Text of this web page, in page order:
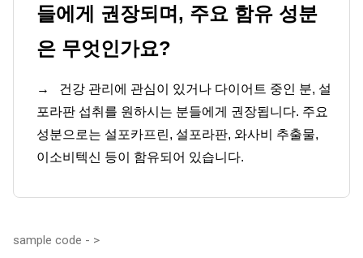
들에게 권장되며, 주요 함유 성분
은 무엇인가요?
→
건강 관리에 관심이 있거나 다이어트 중인 분, 설
포라판 섭취를 원하시는 분들에게 권장됩니다. 주요
성분으로는 설포카프린, 설포라판, 와사비 추출물,
이소비텍신 등이 함유되어 있습니다.
sample code - >